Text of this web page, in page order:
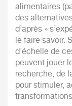
alimentaires
des
d’après »
le faire savoir.
d’échelle de
peuvent jouer
recherche, de
pour stimuler,
transformations.